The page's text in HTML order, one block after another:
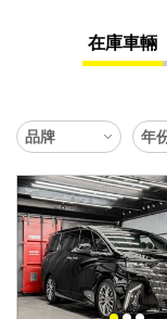
在庫車輛